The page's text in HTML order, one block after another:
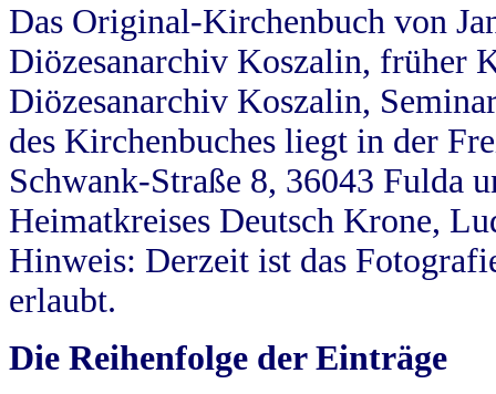
Das Original-Kirchenbuch von
Diözesanarchiv Koszalin, früher
Diözesanarchiv Koszalin,
des Kirchenbuches liegt in der
Schwank-Straße 8, 36043 Fulda
Heimatkreises Deutsch Krone,
Hinweis: Derzeit ist das
erlaubt.
Die Reihenfolge der Einträge